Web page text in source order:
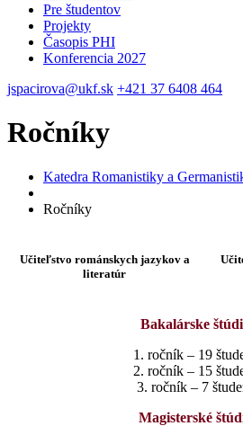
Pre študentov
Projekty
Časopis PHI
Konferencia 2027
jspacirova@ukf.sk +421 37 6408 464
Ročníky
Katedra Romanistiky a
Ročníky
Učiteľstvo románskych jazykov a
literatúr
Bakalárske
1. ročník – 19
2. ročník – 15
3. ročník – 7
Magisterské